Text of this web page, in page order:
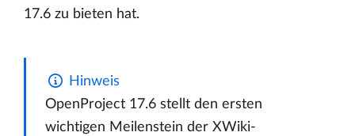
17.6 zu bieten hat.
Hinweis
OpenProject 17.6 stellt den ersten
wichtigen Meilenstein der XWiki-